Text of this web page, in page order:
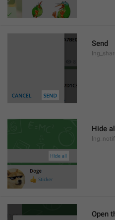
Send
Hide
Open